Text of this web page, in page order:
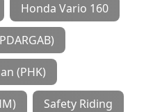
Honda Vario 160
(PHK)
Safety Riding